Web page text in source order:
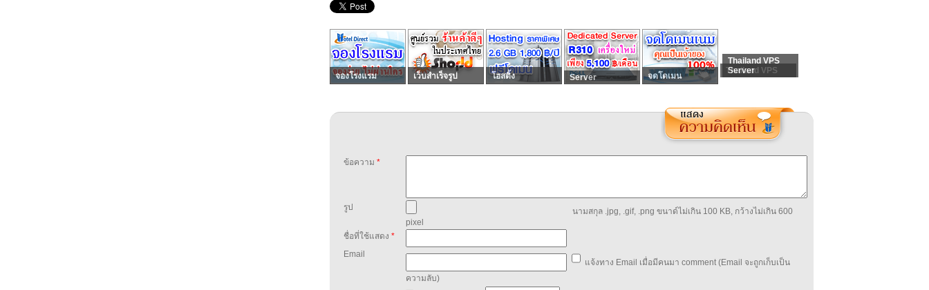
จองโรงแรม เว็บสำเร็จรูป โฮสติ้ง Server จดโดเมน
Thailand VPS
Thailand VPS
Server
ข้อความ *
รูป
นามสกุล .jpg, .gif, .png ขนาด์ไม่เกิน 100 KB, กว้างไม่เกิน 600
pixel
ชื่อที่ใช้แสดง *
Email
แจ้งทาง Email เมื่อมีคนมา comment (Email จะถูกเก็บเป็น
ความลับ)